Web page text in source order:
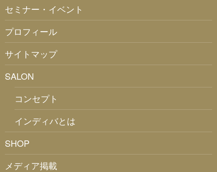
セミナー・イベント
プロフィール
サイトマップ
SALON
コンセプト
インディバとは
SHOP
メディア掲載